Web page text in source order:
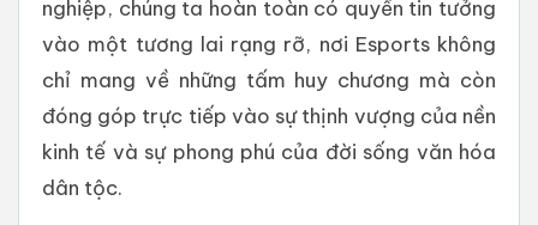
nghiệp, chúng ta hoàn toàn có quyền tin tưởng
vào một tương lai rạng rỡ, nơi Esports không
chỉ mang về những tấm huy chương mà còn
đóng góp trực tiếp vào sự thịnh vượng của nền
kinh tế và sự phong phú của đời sống văn hóa
dân tộc.